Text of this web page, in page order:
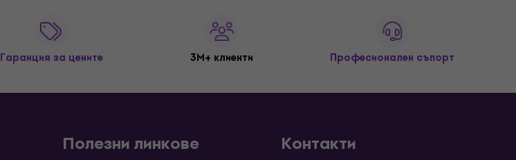
Гаранция за цените 3M+ клиенти Професионален съпорт
Полезни линкове Контакти